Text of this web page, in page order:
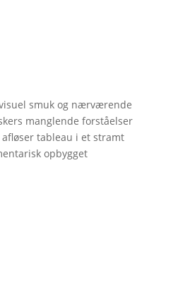
smuk og nærværende
manglende forståelser
tableau i et stramt
opbygget